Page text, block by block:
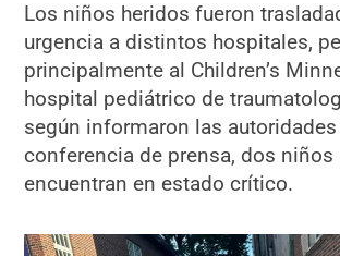
Los niños heridos fueron
urgencia a distintos hospitales,
principalmente al Children’s
hospital pediátrico de
según informaron las
conferencia de prensa, dos niños
encuentran en estado crítico.